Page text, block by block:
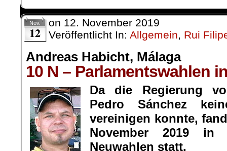
Nov.
12
on 12. November 2019
Veröffentlicht In: Allgemein, Rui
Andreas Habicht, Málaga
10 N – Parlamentswahlen
Da die Regierung
Pedro Sánchez
vereinigen konnte,
November 2019 in
Neuwahlen statt.